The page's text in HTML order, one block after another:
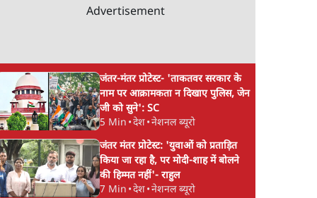
Advertisement
जंतर-मंतर प्रोटेस्ट- 'ताकतवर सरकार के
नाम पर आक्रामकता न दिखाए पुलिस, जेन
जी को सुने': SC
5 Min •देश•नेशनल ब्यूरो
जंतर मंतर प्रोटेस्ट: 'युवाओं को प्रताड़ित
किया जा रहा है, पर मोदी-शाह में बोलने
की हिम्मत नहीं'- राहुल
7 Min •देश•नेशनल ब्यूरो